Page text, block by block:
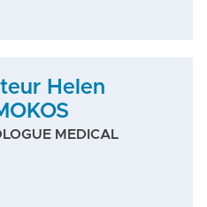
Helen
MEDICAL